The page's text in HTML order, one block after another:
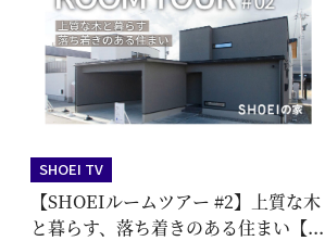
SHOEI TV
【SHOEIルームツアー #2】上質な木
と暮らす、落ち着きのある住まい【...